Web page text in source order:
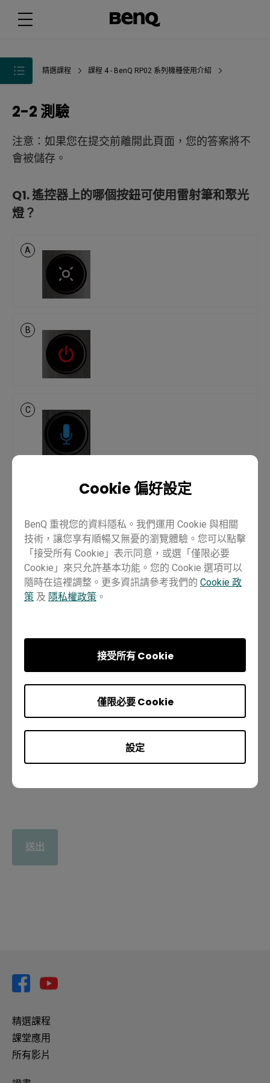
Cookie 偏好設定
BenQ 重視您的資料隱私。我們運用 Cookie 與相關
技術，讓您享有順暢又無憂的瀏覽體驗。您可以點擊
「接受所有 Cookie」表示同意，或選「僅限必要
Cookie」來只允許基本功能。您的 Cookie 選項可以
隨時在這裡調整。更多資訊請參考我們的 Cookie 政
策 及 隱私權政策 。
設定
僅限必要 Cookie
接受所有 Cookie
精選課程 課程 4 - BenQ RP02 系列機種使用介紹
2-2 測驗
注意：如果您在提交前離開此頁面，您的答案將不
會被儲存。
Q1.遙控器上的哪個按鈕可使用雷射筆和聚光
燈？
A
B
C
Q2.哪些遙控器的按鈕可以調整聚光燈的大
B
送出
精選課程
課堂應用
所有影片